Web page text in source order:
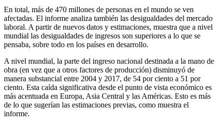
En total, más de 470 millones de personas en el mundo se ven
afectadas. El informe analiza también las desigualdades del mercado
laboral. A partir de nuevos datos y estimaciones, muestra que a nivel
mundial las desigualdades de ingresos son superiores a lo que se
pensaba, sobre todo en los países en desarrollo.
A nivel mundial, la parte del ingreso nacional destinada a la mano de
obra (en vez que a otros factores de producción) disminuyó de
manera substancial entre 2004 y 2017, de 54 por ciento a 51 por
ciento. Esta caída significativa desde el punto de vista económico es
más acentuada en Europa, Asia Central y las Américas. Esto es más
de lo que sugerían las estimaciones previas, como muestra el
informe.